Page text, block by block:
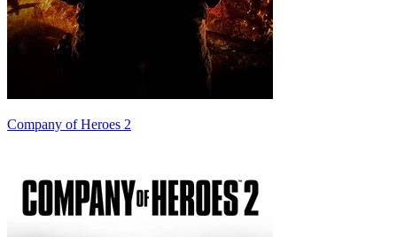
Company of Heroes 2